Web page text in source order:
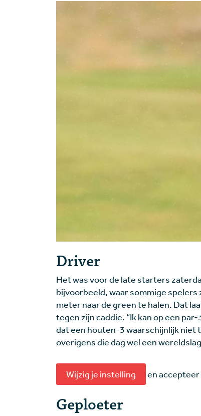
Driver
Het was voor de late starters
bijvoorbeeld, waar sommige
meter naar de green te halen. Dat
tegen zijn caddie. “Ik kan op een
dat een houten-3 waarschijnlijk niet
overigens die dag wel een
Wijzig je instelling en
Geploeter